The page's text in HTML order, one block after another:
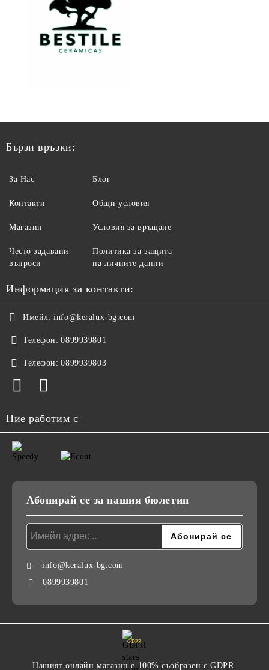
Бързи връзки:
За Нас
Контакти
Магазин
Често задавани
въпроси
Блог
Общи условия
Условия за връщане
Политика за защита
на личните данни
Информация за контакти:
Имейл: info@keralux-bg.com
Телефон: 0899939801
Телефон: 0899939803
Ние работим с
Абонирай се за нашия бюлетин
info@keralux-bg.com
0899939801
GDPR
Нашият онлайн магазин е 100% съобразен с GDPR.